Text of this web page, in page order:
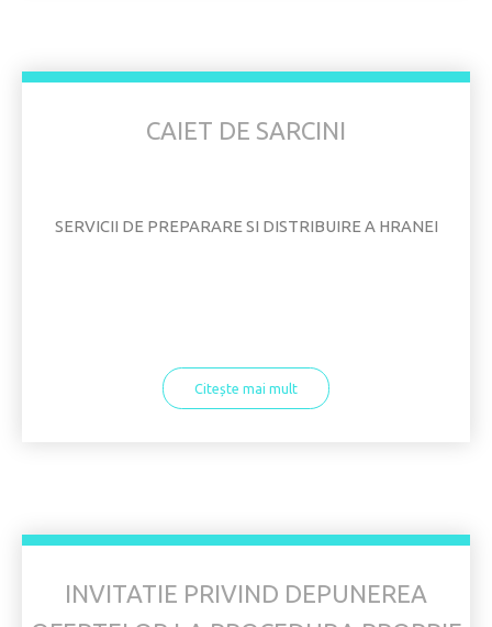
CAIET DE SARCINI
SERVICII DE PREPARARE SI DISTRIBUIRE A HRANEI
Citește mai mult
INVITATIE PRIVIND DEPUNEREA